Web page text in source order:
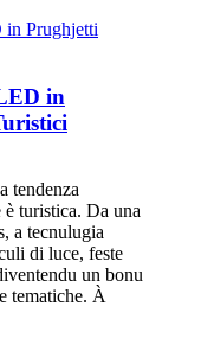
in
tendenza
turistica. Da una
a tecnulugia
di luce, feste
un bonu
tematiche. À